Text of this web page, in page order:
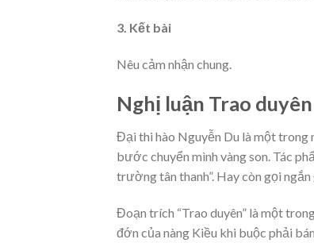
3. Kết bài
Nêu cảm nhận chung.
Nghị luận Trao duyên
Đại thi hào Nguyễn Du là một trong
bước chuyển mình vàng son. Tác
trường tân thanh”. Hay còn gọi
Đoạn trích “Trao duyên” là một
đớn của nàng Kiều khi buộc phải